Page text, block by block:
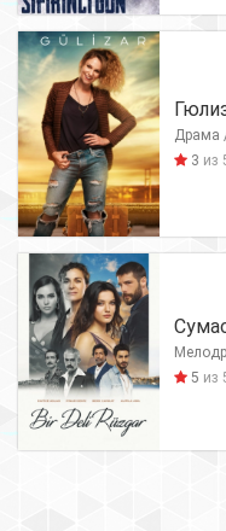
Драма
3 из
5 из